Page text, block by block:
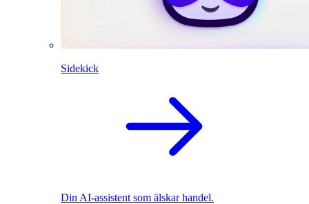
Sidekick
Din AI-assistent som älskar handel.